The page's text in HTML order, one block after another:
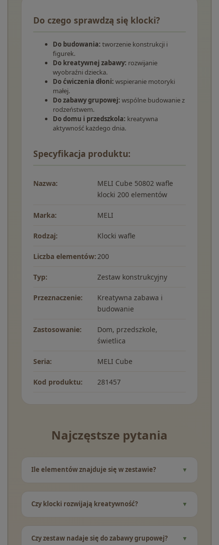
Do czego sprawdzą się klocki?
Do budowania: tworzenie konstrukcji i
figurek.
Do kreatywnej zabawy: rozwijanie
wyobraźni dziecka.
Do ćwiczenia dłoni: wspieranie motoryki
małej.
Do zabawy grupowej: wspólne budowanie z
rodzeństwem.
Do domu i przedszkola: kreatywna
aktywność każdego dnia.
Specyfikacja produktu:
Nazwa:
MELI Cube 50802 wafle
klocki 200 elementów
Marka: MELI
Rodzaj: Klocki wafle
Liczba elementów:200
Typ: Zestaw konstrukcyjny
Przeznaczenie:
Kreatywna zabawa i
budowanie
Zastosowanie:
Dom, przedszkole,
świetlica
Seria: MELI Cube
Kod produktu: 281457
Najczęstsze pytania
Ile elementów znajduje się w zestawie?
Czy klocki rozwijają kreatywność?
Czy zestaw nadaje się do zabawy grupowej?